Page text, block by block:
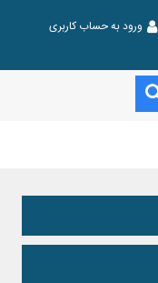
ورود به حساب کاربری